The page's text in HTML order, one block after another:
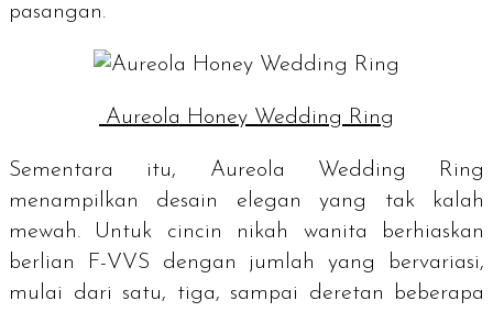
pasangan.
Aureola Honey Wedding Ring
Sementara itu, Aureola Wedding Ring
menampilkan desain elegan yang tak kalah
mewah. Untuk cincin nikah wanita berhiaskan
berlian F-VVS dengan jumlah yang bervariasi,
mulai dari satu, tiga, sampai deretan beberapa